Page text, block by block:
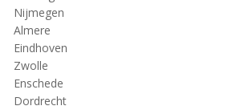
De zalen variërend met
kunnen worden gefaciliteerd. Tevens
Nijmegen
Almere
Eindhoven
Zwolle
Enschede
Dordrecht